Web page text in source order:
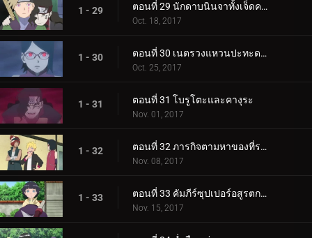
1 - 29 ตอนที่ 29 นักดาบนินจาทั้งเจ็ดคนใหม่!
Oct. 18, 2017
1 - 30 ตอนที่ 30 เนตรวงแหวนปะทะดาบสายฟ้า เขี้ยวคิบะ!
Oct. 25, 2017
1 - 31 ตอนที่ 31 โบรูโตะและคางุระ
Nov. 01, 2017
1 - 32 ตอนที่ 32 ภารกิจตามหาของที่ระลึก
Nov. 08, 2017
1 - 33 ตอนที่ 33 คัมภีร์ซุปเปอร์อสูรตกต่ำ!
Nov. 15, 2017